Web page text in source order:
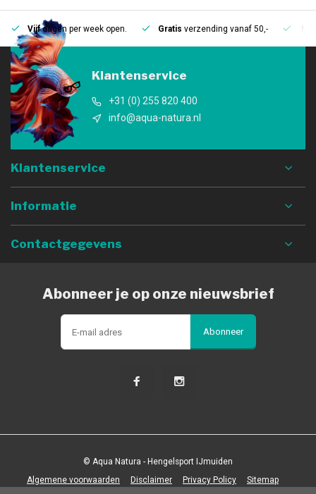
Vijfdagen per week open. Gratis verzending vanaf 50,-
Klantenservice
+31 (0) 255 820 400
info@aqua-natura.nl
Klantenservice
Informatie
Contactgegevens
Abonneer je op onze nieuwsbrief
Abonneer
Algemene voorwaarden Disclaimer Privacy Policy Sitemap
© Aqua Natura - Hengelsport IJmuiden